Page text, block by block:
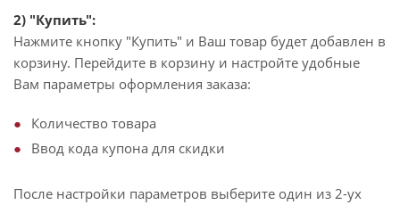
2) "Купить":
Нажмите кнопку "Купить" и Ваш товар будет добавлен в
корзину. Перейдите в корзину и настройте удобные
Вам параметры оформления заказа:
Количество товара
Ввод кода купона для скидки
После настройки параметров выберите один из 2-ух